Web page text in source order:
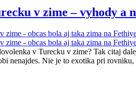
v zime – vyhody a
v Turecku v zime? Tak citaj
nenajdes. Nie je to exotika pri